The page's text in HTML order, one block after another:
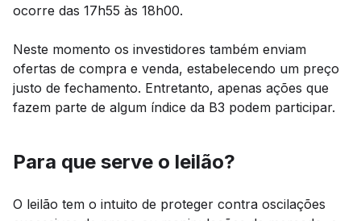
ocorre das 17h55 às 18h00.
Neste momento os investidores também enviam
ofertas de compra e venda, estabelecendo um preço
justo de fechamento. Entretanto, apenas ações que
fazem parte de algum índice da B3 podem participar.
Para que serve o leilão?
O leilão tem o intuito de proteger contra oscilações